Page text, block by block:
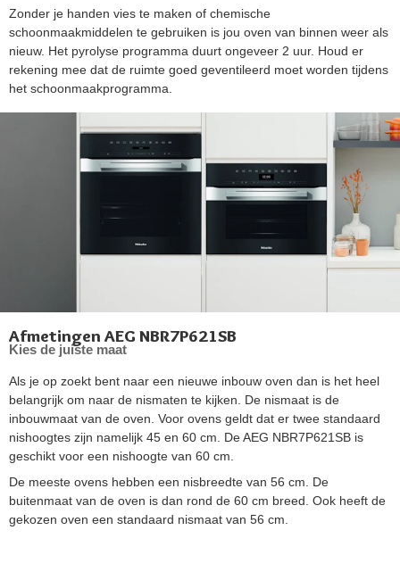
Zonder je handen vies te maken of chemische
schoonmaakmiddelen te gebruiken is jou oven van binnen weer als
nieuw. Het pyrolyse programma duurt ongeveer 2 uur. Houd er
rekening mee dat de ruimte goed geventileerd moet worden tijdens
het schoonmaakprogramma.
Afmetingen AEG NBR7P621SB
Kies de juiste maat
Als je op zoekt bent naar een nieuwe inbouw oven dan is het heel
belangrijk om naar de nismaten te kijken. De nismaat is de
inbouwmaat van de oven. Voor ovens geldt dat er twee standaard
nishoogtes zijn namelijk 45 en 60 cm. De AEG NBR7P621SB is
geschikt voor een nishoogte van 60 cm.
De meeste ovens hebben een nisbreedte van 56 cm. De
buitenmaat van de oven is dan rond de 60 cm breed. Ook heeft de
gekozen oven een standaard nismaat van 56 cm.